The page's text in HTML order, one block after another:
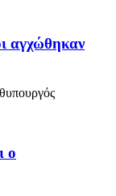
αγχώθηκαν
ο